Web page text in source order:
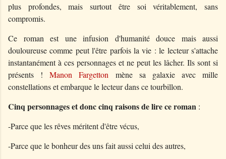
plus profondes, mais surtout être soi véritablement, sans
compromis.
Ce roman est une infusion d'humanité douce mais aussi
douloureuse comme peut l'être parfois la vie : le lecteur s'attache
instantanément à ces personnages et ne peut les lâcher. Ils sont si
présents !Manon Fargetton mène sa galaxie avec mille
constellations et embarque le lecteur dans ce tourbillon.
Cinq personnages et donc cinq raisons de lire ce roman :
-Parce que les rêves méritent d'être vécus,
-Parce que le bonheur des uns fait aussi celui des autres,